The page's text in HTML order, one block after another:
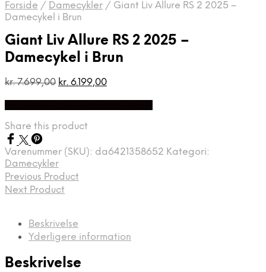
Forside / Damecykler / Giant Liv Allure RS 2 2025 –
Damecykel i Brun
Giant Liv Allure RS 2 2025 –
Damecykel i Brun
kr.7.699,00 Den
kr. 7.699,00.
kr. 6.199,00Den
Share this product
Varenummer (SKU): da6421358652 Kategori:
Damecykler
Previous Product
Next Product
Beskrivelse
Yderligere information
Beskrivelse